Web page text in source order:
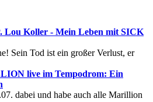
Lou Koller - Mein Leben mit SICK
Sein Tod ist ein großer Verlust, er
live im Tempodrom: Ein
dabei und habe auch alle Marillion